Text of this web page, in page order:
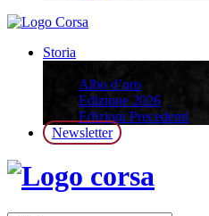
Storia
Albo d’oro
Edizione 2026
Edizioni Precedenti
Newsletter